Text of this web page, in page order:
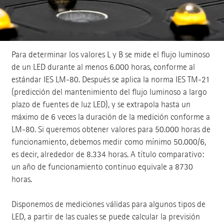
Para determinar los valores L y B se mide el flujo luminoso
de un LED durante al menos 6.000 horas, conforme al
estándar IES LM-80. Después se aplica la norma IES TM-21
(predicción del mantenimiento del flujo luminoso a largo
plazo de fuentes de luz LED), y se extrapola hasta un
máximo de 6 veces la duración de la medición conforme a
LM-80. Si queremos obtener valores para 50.000 horas de
funcionamiento, debemos medir como mínimo 50.000/6,
es decir, alrededor de 8.334 horas. A título comparativo:
un año de funcionamiento continuo equivale a 8730
horas.
Disponemos de mediciones válidas para algunos tipos de
LED, a partir de las cuales se puede calcular la previsión